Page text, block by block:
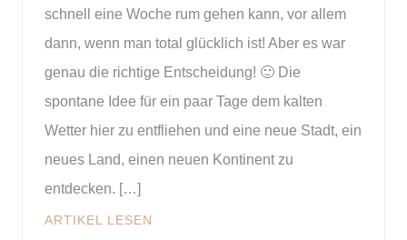
schnell eine Woche rum gehen kann, vor allem
dann, wenn man total glücklich ist! Aber es war
genau die richtige Entscheidung! 🙂 Die
spontane Idee für ein paar Tage dem kalten
Wetter hier zu entfliehen und eine neue Stadt, ein
neues Land, einen neuen Kontinent zu
entdecken. […]
ARTIKEL LESEN